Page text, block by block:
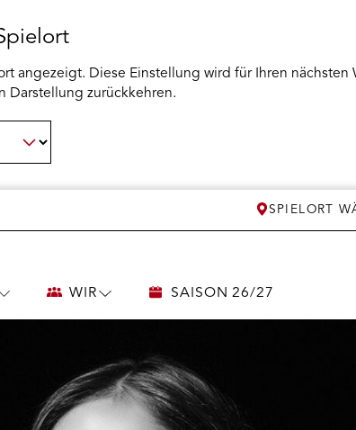
SPIELORT
angezeigt. Diese Einstellung wird für Ihren nächsten
Darstellung zurückkehren.
UNTERMENÜ
WIR UNTERMENÜSAISON 26/27